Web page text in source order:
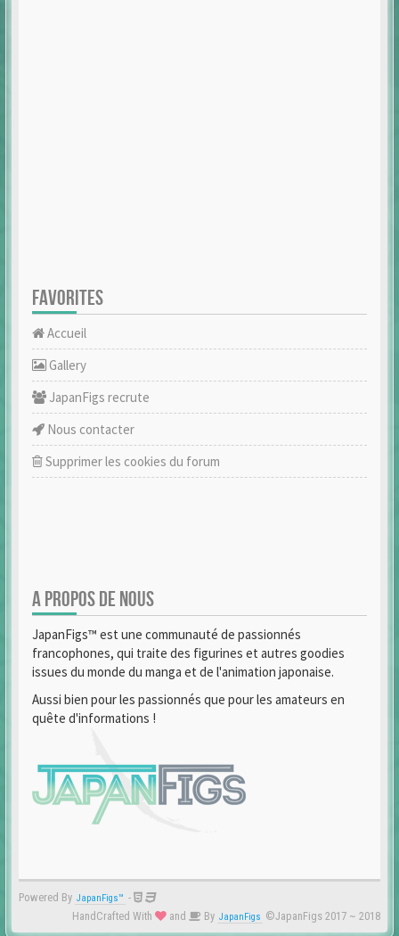
FAVORITES
Accueil
Gallery
JapanFigs recrute
Nous contacter
Supprimer les cookies du forum
A PROPOS DE NOUS
JapanFigs™ est une communauté de passionnés
francophones, qui traite des figurines et autres goodies
issues du monde du manga et de l'animation japonaise.
Aussi bien pour les passionnés que pour les amateurs en
quête d'informations !
Powered By JapanFigs™ -
HandCrafted With
and By JapanFigs ©JapanFigs 2017 ~ 2018